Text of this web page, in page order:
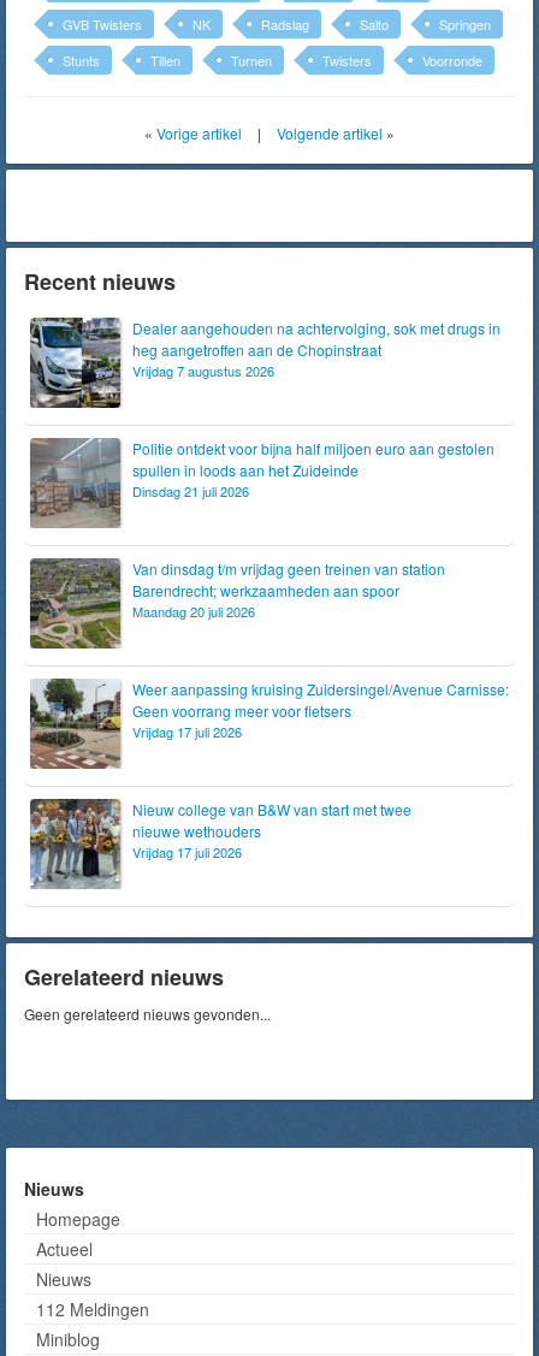
GVB Twisters
NK Radslag Salto
Springen
Stunts
Tillen Turnen Twisters Voorronde
« Vorige artikel | Volgende artikel »
Recent nieuws
Dealer aangehouden na achtervolging, sok met drugs in
heg aangetroffen aan de Chopinstraat
Vrijdag 7 augustus 2026
Politie ontdekt voor bijna half miljoen euro aan gestolen
spullen in loods aan het Zuideinde
Dinsdag 21 juli 2026
Van dinsdag t/m vrijdag geen treinen van station
Barendrecht; werkzaamheden aan spoor
Maandag 20 juli 2026
Weer aanpassing kruising Zuidersingel/Avenue Carnisse:
Geen voorrang meer voor fietsers
Vrijdag 17 juli 2026
Nieuw college van B&W van start met twee
nieuwe wethouders
Vrijdag 17 juli 2026
Gerelateerd nieuws
Geen gerelateerd nieuws gevonden...
Nieuws
Homepage
Actueel
Nieuws
112 Meldingen
Miniblog